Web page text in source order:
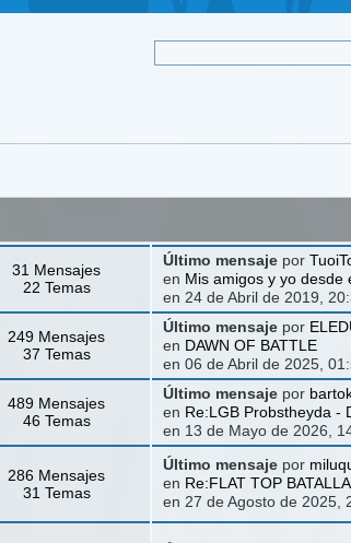
31 Mensajes
22 Temas
Último mensajepor
en Mis amigos y yo desde
en 24 de Abril de 2019,
249 Mensajes
37 Temas
Último mensajepor
en DAWN OF BATTLE
en 06 de Abril de 2025,
489 Mensajes
46 Temas
Último mensajepor
en Re:LGB Probstheyda -
en 13 de Mayo de 2026,
286 Mensajes
31 Temas
Último mensajepor
en Re:FLAT TOP BATALLA
en 27 de Agosto de 2025,